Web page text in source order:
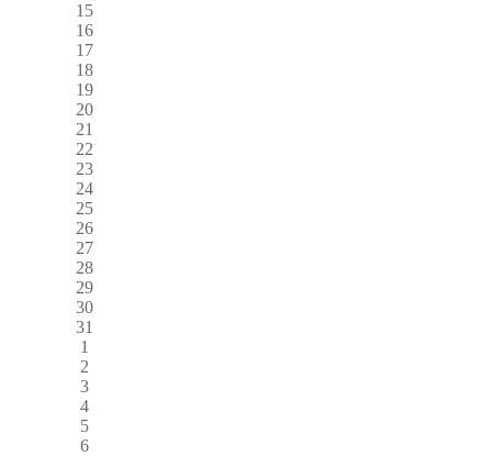
15
16
17
18
19
20
21
22
23
24
25
26
27
28
29
30
31
1
2
3
4
5
6